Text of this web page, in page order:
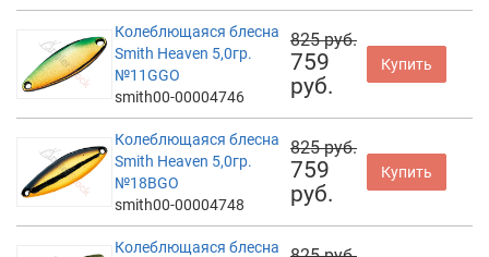
Колеблющаяся блесна
Smith Heaven 5,0гр.
№11GGO
smith00-00004746
825 руб.
759
руб.
Купить
Колеблющаяся блесна
Smith Heaven 5,0гр.
№18BGO
smith00-00004748
825 руб.
759
руб.
Купить
Колеблющаяся блесна